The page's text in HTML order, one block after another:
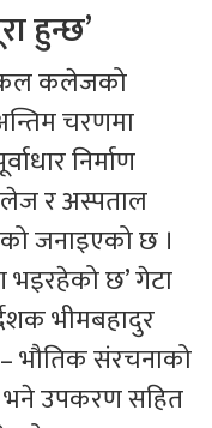
हुन्छ’
कलेजको
चरणमा
निर्माण
र अस्पताल
जनाइएको छ ।
भइरहेको छ’ गेटा
भीमबहादुर
भौतिक संरचनाको
भने उपकरण सहित